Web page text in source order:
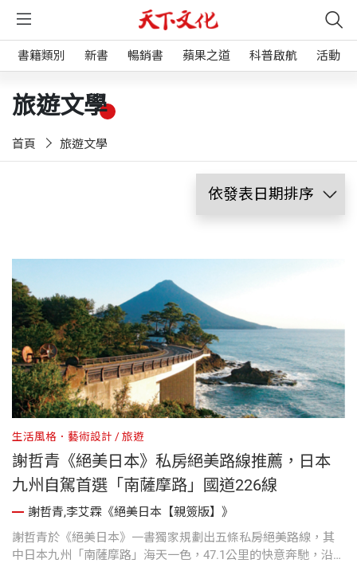
書籍類別 新書 暢銷書 蘋果之道 科普啟航 活動
旅遊文學
首頁 旅遊文學
生活風格．藝術設計 旅遊
謝哲青《絕美日本》私房絕美路線推薦，日本
九州自駕首選「南薩摩路」國道226線
謝哲青,李艾霖《絕美日本【親簽版】》
謝哲青於《絕美日本》一書獨家規劃出五條私房絕美路線，其
中日本九州「南薩摩路」海天一色，47.1公里的快意奔馳，沿路